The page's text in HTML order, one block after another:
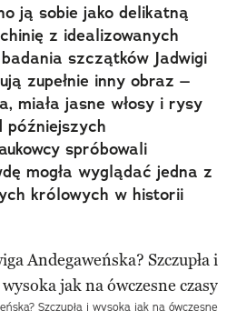
ją sobie jako delikatną
z idealizowanych
szczątków Jadwigi
zupełnie inny obraz –
miała jasne włosy i rysy
późniejszych
spróbowali
mogła wyglądać jedna z
królowych w historii
Szczupła i wysoka jak na ówczesne